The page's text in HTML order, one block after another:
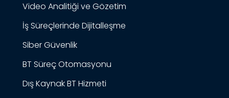
Video Analitiği ve Gözetim
İş Süreçlerinde Dijitalleşme
Siber Güvenlik
BT Süreç Otomasyonu
Dış Kaynak BT Hizmeti